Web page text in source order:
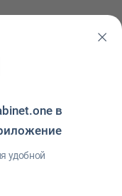
публикации
в
удобной